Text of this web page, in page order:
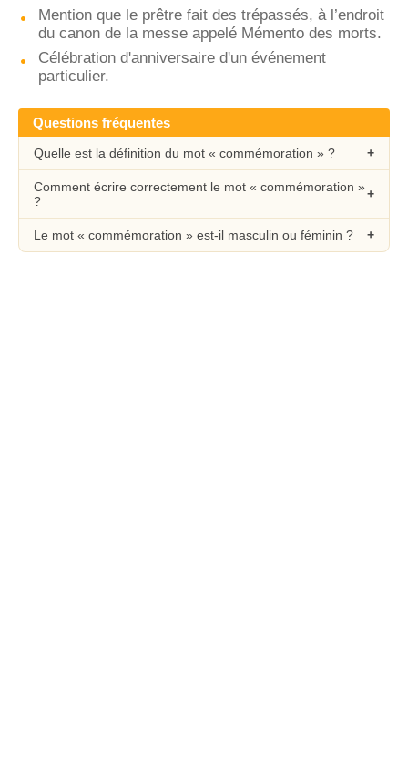
Mention que le prêtre fait des trépassés, à l’endroit
du canon de la messe appelé Mémento des morts.
Célébration d'anniversaire d'un événement
particulier.
Questions fréquentes
Quelle est la définition du mot « commémoration » ?
Comment écrire correctement le mot « commémoration »
?
Le mot « commémoration » est-il masculin ou féminin ?